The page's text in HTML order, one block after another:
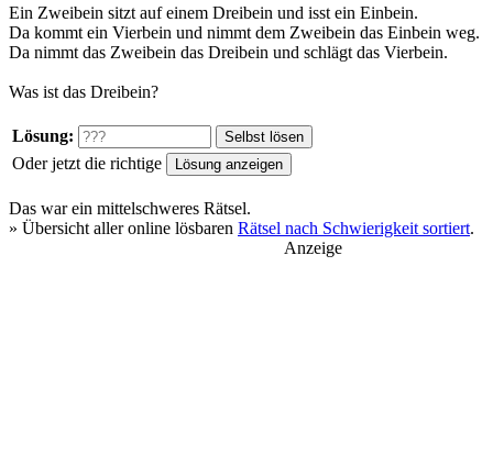
Ein Zweibein sitzt auf einem Dreibein und isst ein Einbein.
Da kommt ein Vierbein und nimmt dem Zweibein das Einbein weg.
Da nimmt das Zweibein das Dreibein und schlägt das Vierbein.
Was ist das Dreibein?
Lösung:
Oder jetzt die richtige
Das war ein mittelschweres Rätsel.
» Übersicht aller online lösbaren Rätsel nach Schwierigkeit sortiert.
Anzeige